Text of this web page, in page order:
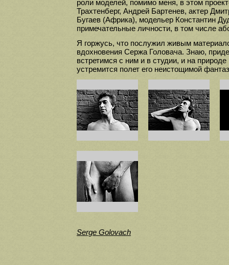
роли моделей, помимо меня, в этом
Трахтенберг, Андрей Бартенев, актер
Бугаев (Африка), модельер Константин
примечательные личности, в том числе
Я горжусь, что послужил живым
вдохновения Сержа Головача. Знаю,
встретимся с ним и в студии, и на
устремится полет его неистощимой
Serge Golovach